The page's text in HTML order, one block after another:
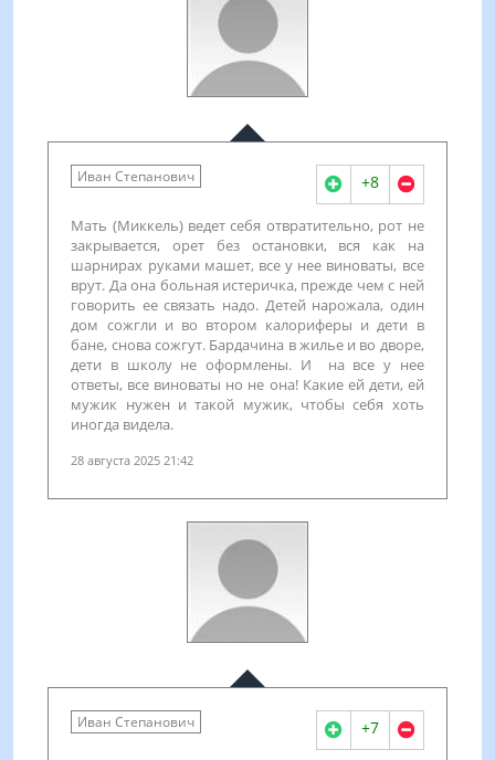
Иван Степанович +8
Мать (Миккель) ведет себя отвратительно, рот не
закрывается, орет без остановки, вся как на
шарнирах руками машет, все у нее виноваты, все
врут. Да она больная истеричка, прежде чем с ней
говорить ее связать надо. Детей нарожала, один
дом сожгли и во втором калориферы и дети в
бане, снова сожгут. Бардачина в жилье и во дворе,
дети в школу не оформлены. И на все у нее
ответы, все виноваты но не она! Какие ей дети, ей
мужик нужен и такой мужик, чтобы себя хоть
иногда видела.
28 августа 2025 21:42
Иван Степанович +7